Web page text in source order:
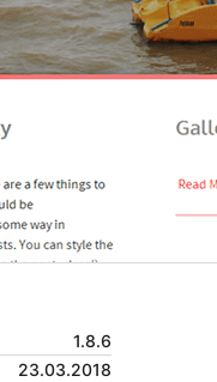
1.8.6
23.03.2018